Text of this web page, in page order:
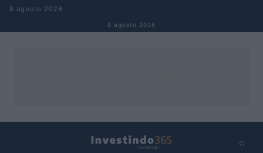
Pular para o conteúdo
8 agosto 2026
8 agosto 2026
⌕